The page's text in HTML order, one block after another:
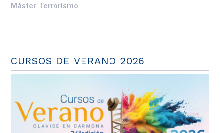
Máster, Terrorismo
CURSOS DE VERANO 2026